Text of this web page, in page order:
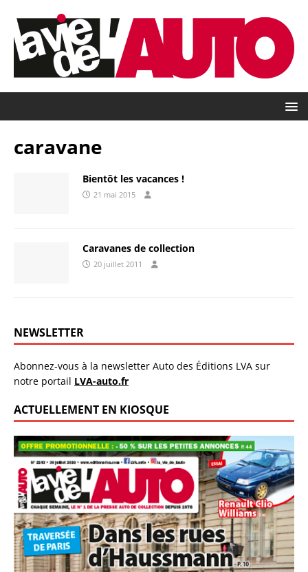
caravane
Bientôt les vacances !
21 mai 2015
Caravanes de collection
20 juillet 2011
NEWSLETTER
Abonnez-vous à la newsletter Auto des Éditions LVA sur
notre portail LVA-auto.fr
ACTUELLEMENT EN KIOSQUE